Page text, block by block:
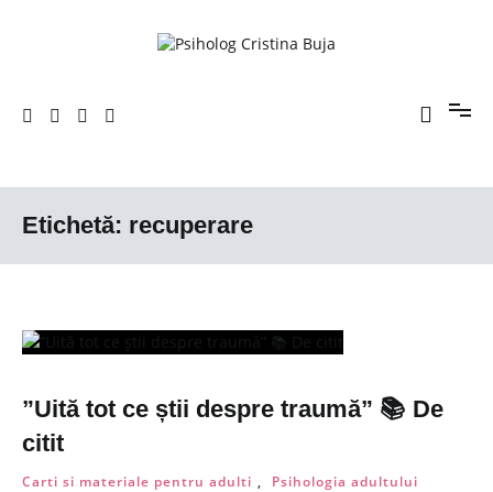
Etichetă: recuperare
”Uită tot ce știi despre traumă” 📚 De
citit
Carti si materiale pentru adulti ,
Psihologia adultului